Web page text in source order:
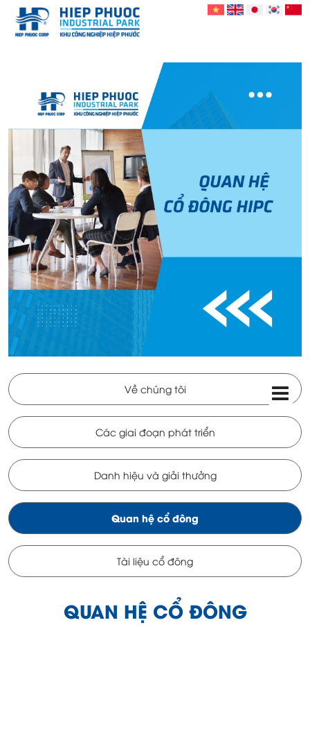
Về chúng tôi
Các giai đoạn phát triển
Danh hiệu và giải thưởng
Quan hệ cổ đông
Tài liệu cổ đông
QUAN HỆ CỔ ĐÔNG